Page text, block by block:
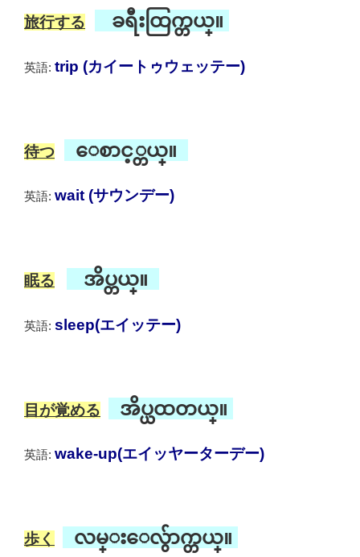
旅行する ခရီးထြက္တယ္။
英語: trip (カイートゥウェッテー)
待つ ေစာင့္တယ္။
英語: wait (サウンデー)
眠る အိပ္တယ္။
英語: sleep(エイッテー)
目が覚める အိပ္ယထတယ္။
英語: wake-up(エイッヤーターデー)
歩く လမ္းေလွ်ာက္တယ္။